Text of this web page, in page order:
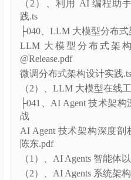
（1）、编程辅助
&CodeGeeX2 代码生成模
（2）、利用 AI 编程助
践.ts
├040、LLM 大模型分布式
LLM 大模型分布式架
@Release.pdf
微调分布式架构设计实践.ts
（2）、LLM 大模型在线工
├041、AI Agent 技术架
战
AI Agent 技术架构深度剖
陈东.pdf